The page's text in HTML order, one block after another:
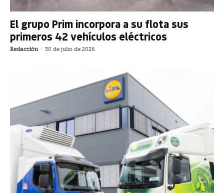
El grupo Prim incorpora a su flota sus
primeros 42 vehículos eléctricos
Redacción - 30 de julio de 2026